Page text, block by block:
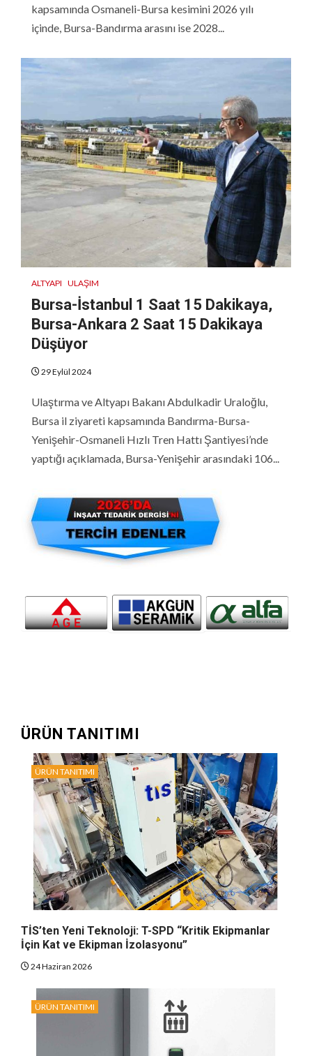
kapsamında Osmaneli-Bursa kesimini 2026 yılı
içinde, Bursa-Bandırma arasını ise 2028...
ALTYAPI ULAŞIM
Bursa-İstanbul 1 Saat 15 Dakikaya,
Bursa-Ankara 2 Saat 15 Dakikaya
Düşüyor
29 Eylül 2024
Ulaştırma ve Altyapı Bakanı Abdulkadir Uraloğlu,
Bursa il ziyareti kapsamında Bandırma-Bursa-
Yenişehir-Osmaneli Hızlı Tren Hattı Şantiyesi’nde
yaptığı açıklamada, Bursa-Yenişehir arasındaki 106...
ÜRÜN TANITIMI
ÜRÜN TANITIMI
TİS’ten Yeni Teknoloji: T-SPD “Kritik Ekipmanlar
İçin Kat ve Ekipman İzolasyonu”
24 Haziran 2026
ÜRÜN TANITIMI